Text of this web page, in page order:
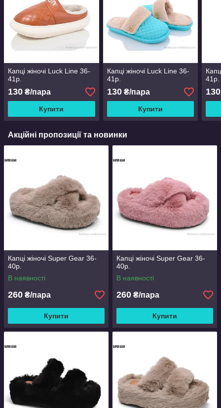
Капці жіночі Luck Line 36-
41р.
130 ₴/пара
Купити
Капці жіночі Luck Line 36-
41р.
130₴/пара
Купити
41р.
130
Акційні пропозиції та новинки
Капці жіночі Super Gear 36-
40р.
В наявності
260 ₴/пара
Купити
Капці жіночі Super Gear 36-
40р.
В наявності
260 ₴/пара
Купити